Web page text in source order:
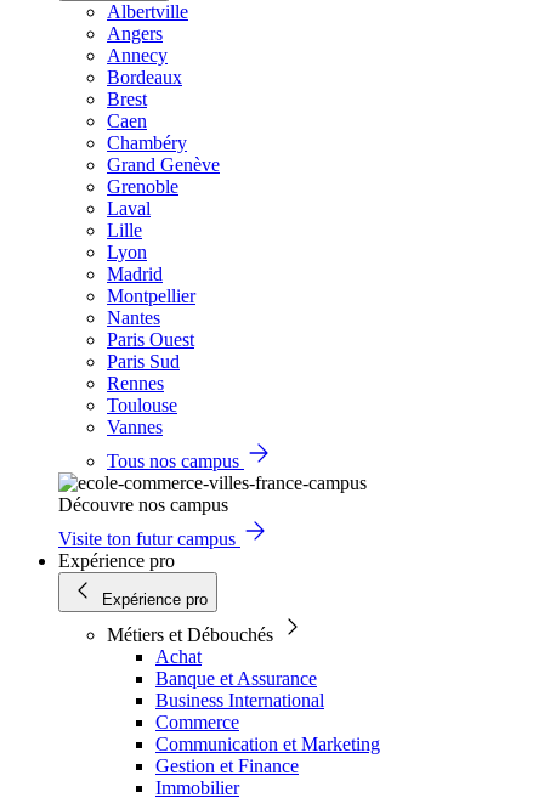
Albertville
Angers
Annecy
Bordeaux
Brest
Caen
Chambéry
Grand Genève
Grenoble
Laval
Lille
Lyon
Madrid
Montpellier
Nantes
Paris Ouest
Paris Sud
Rennes
Toulouse
Vannes
Tous nos campus
Découvre nos campus
Visite ton futur campus
Expérience pro
Expérience pro
Métiers et Débouchés
Achat
Banque et Assurance
Business International
Commerce
Communication et Marketing
Gestion et Finance
Immobilier